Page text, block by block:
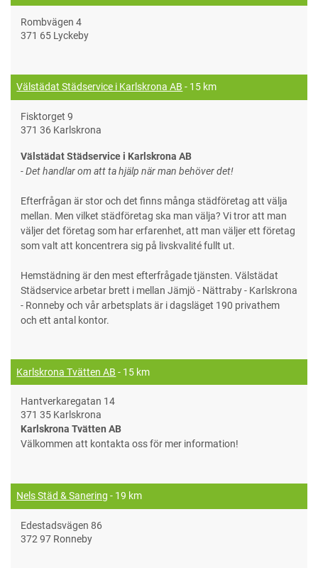
Rombvägen 4
371 65 Lyckeby
Välstädat Städservice i Karlskrona AB - 15 km
Fisktorget 9
371 36 Karlskrona
Välstädat Städservice i Karlskrona AB
- Det handlar om att ta hjälp när man behöver det!
Efterfrågan är stor och det finns många städföretag att välja
mellan. Men vilket städföretag ska man välja? Vi tror att man
väljer det företag som har erfarenhet, att man väljer ett företag
som valt att koncentrera sig på livskvalité fullt ut.
Hemstädning är den mest efterfrågade tjänsten. Välstädat
Städservice arbetar brett i mellan Jämjö - Nättraby - Karlskrona
- Ronneby och vår arbetsplats är i dagsläget 190 privathem
och ett antal kontor.
Karlskrona Tvätten AB - 15 km
Hantverkaregatan 14
371 35 Karlskrona
Karlskrona Tvätten AB
Välkommen att kontakta oss för mer information!
Nels Städ & Sanering - 19 km
Edestadsvägen 86
372 97 Ronneby